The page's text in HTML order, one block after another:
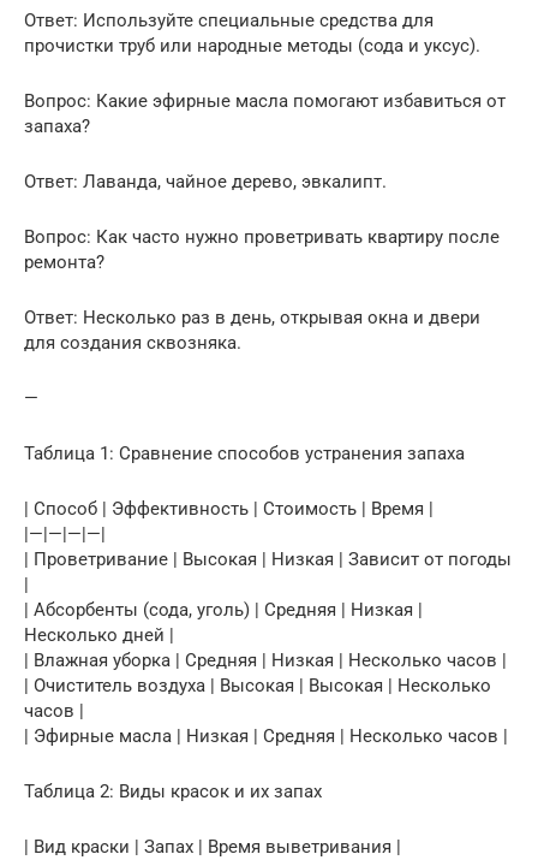
Ответ: Используйте специальные средства для
прочистки труб или народные методы (сода и уксус).
Вопрос: Какие эфирные масла помогают избавиться от
запаха?
Ответ: Лаванда, чайное дерево, эвкалипт.
Вопрос: Как часто нужно проветривать квартиру после
ремонта?
Ответ: Несколько раз в день, открывая окна и двери
для создания сквозняка.
—
Таблица 1: Сравнение способов устранения запаха
| Способ | Эффективность | Стоимость | Время |
|—|—|—|—|
| Проветривание | Высокая | Низкая | Зависит от погоды
|
| Абсорбенты (сода, уголь) | Средняя | Низкая |
Несколько дней |
| Влажная уборка | Средняя | Низкая | Несколько часов |
| Очиститель воздуха | Высокая | Высокая | Несколько
часов |
| Эфирные масла | Низкая | Средняя | Несколько часов |
Таблица 2: Виды красок и их запах
| Вид краски | Запах | Время выветривания |